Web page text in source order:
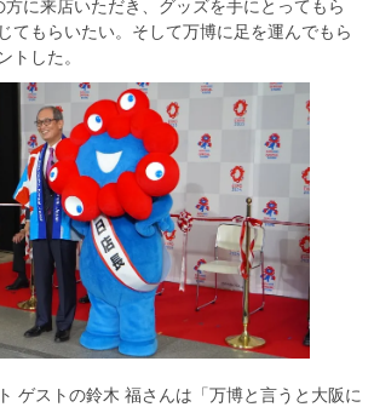
に来店いただき、グッズを手にとってもら
てもらいたい。そして万博に足を運んでもら
トした。
ゲストの鈴木 福さんは「万博と言うと大阪に